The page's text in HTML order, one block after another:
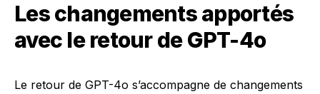
Les changements apportés
avec le retour de GPT-4o
Le retour de GPT-4o s’accompagne de changements